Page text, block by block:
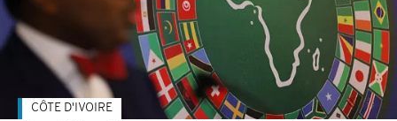
CÔTE D'IVOIRE